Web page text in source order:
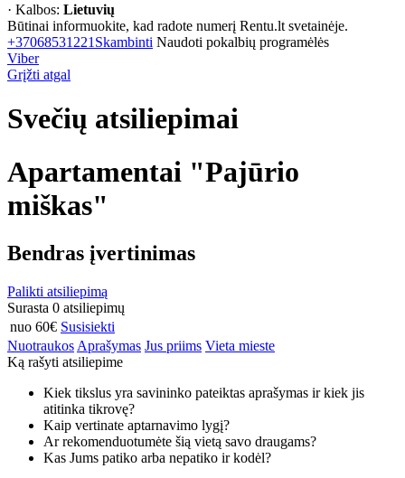
· Kalbos: Lietuvių
Būtinai informuokite, kad radote numerį Rentu.lt svetainėje.
+37068531221 Skambinti Naudoti pokalbių programėlės
Viber
Grįžti atgal
Svečių atsiliepimai
Apartamentai "Pajūrio
miškas"
Bendras įvertinimas
Palikti atsiliepimą
Surasta 0 atsiliepimų
nuo 60€ Susisiekti
Nuotraukos Aprašymas Jus priims Vieta mieste
Ką rašyti atsiliepime
Kiek tikslus yra savininko pateiktas aprašymas ir kiek jis
atitinka tikrovę?
Kaip vertinate aptarnavimo lygį?
Ar rekomenduotumėte šią vietą savo draugams?
Kas Jums patiko arba nepatiko ir kodėl?